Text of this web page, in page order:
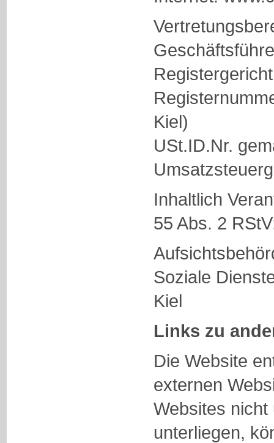
Kiel)
USt.ID.Nr.
Inhaltlich
55 Abs. 2
Soziale
Kiel
Links zu
Die Website
externen
Websites
unterliegen,